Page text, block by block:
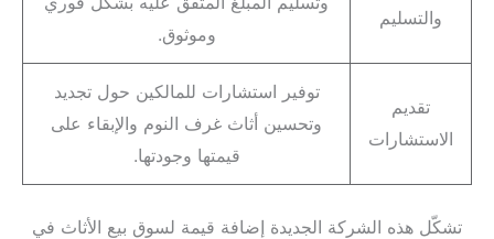
والتسليم
وموثوق.
تقديم
الاستشارات
توفير استشارات للمالكين حول تجديد
وتحسين أثاث غرف النوم والإبقاء على
قيمتها وجودتها.
تشكّل هذه الشركة الجديدة إضافة قيمة لسوق بيع الأثاث في